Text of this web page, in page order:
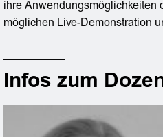
ihre Anwendungsmöglichkeiten
möglichen Live-Demonstration
Infos zum